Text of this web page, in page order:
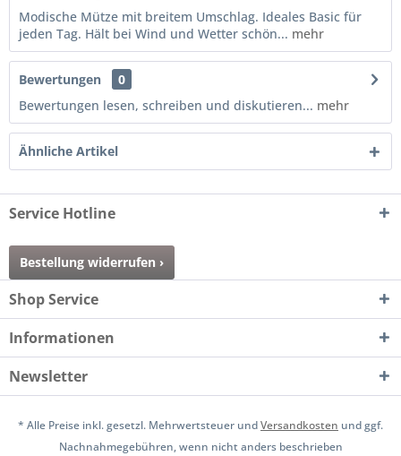
Modische Mütze mit breitem Umschlag. Ideales Basic für
jeden Tag. Hält bei Wind und Wetter schön... mehr
Bewertungen
0
Bewertungen lesen, schreiben und diskutieren... mehr
Ähnliche Artikel
Service Hotline
Bestellung widerrufen ›
Shop Service
Informationen
Newsletter
* Alle Preise inkl. gesetzl. Mehrwertsteuer undVersandkosten und ggf.
Nachnahmegebühren, wenn nicht anders beschrieben